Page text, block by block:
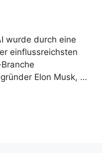
wurde durch eine
einflussreichsten
Elon Musk, …